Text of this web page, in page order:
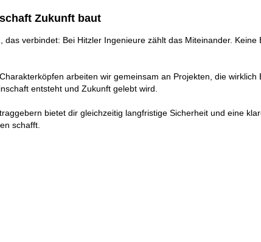
Zukunft baut
verbindet: Bei Hitzler Ingenieure zählt das Miteinander.
arbeiten wir gemeinsam an Projekten, die
entsteht und Zukunft gelebt wird.
bietet dir gleichzeitig langfristige Sicherheit und eine
schafft.